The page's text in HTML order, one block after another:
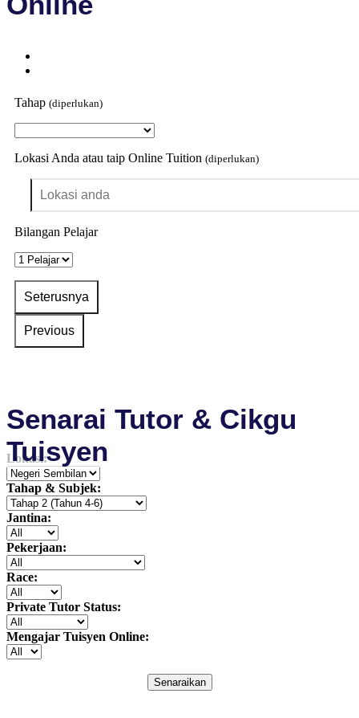
Tahap (diperlukan)
Lokasi Anda atau taip Online Tuition (diperlukan)
Bilangan Pelajar
Senarai Tutor & Cikgu
Tuisyen
Lokasi:
Tahap & Subjek:
Jantina:
Pekerjaan:
Race:
Private Tutor Status:
Mengajar Tuisyen Online:
Senaraikan